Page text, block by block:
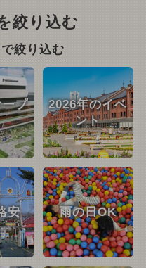
絞り込む
絞り込む
ープ
2026年のイベ
ント
安 雨の日OK